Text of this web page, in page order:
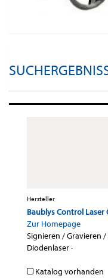
Hersteller
Baublys Control Laser
Zur Homepage
Signieren / Gravieren
Diodenlaser·
Katalog vorhanden